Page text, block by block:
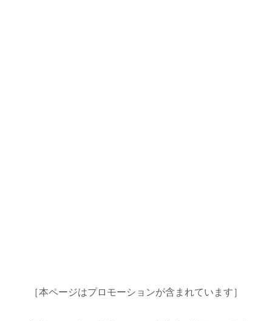
［本ページはプロモーションが含まれています］